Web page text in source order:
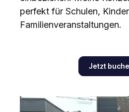
perfekt für Schulen,
Familienveranstaltungen.
Jetzt